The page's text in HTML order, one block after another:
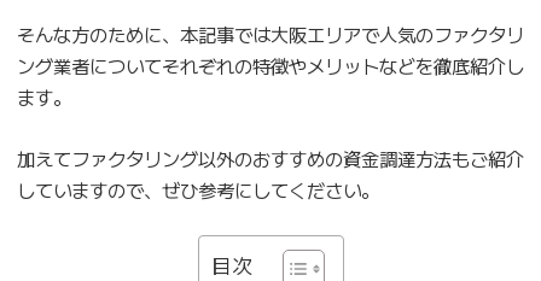
そんな方のために、本記事では大阪エリアで人気のファクタリ
ング業者についてそれぞれの特徴やメリットなどを徹底紹介し
ます。
加えてファクタリング以外のおすすめの資金調達方法もご紹介
していますので、ぜひ参考にしてください。
目次